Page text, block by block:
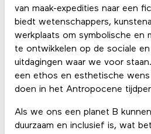
van maak-expedities naar een
biedt wetenschappers,
werkplaats om symbolische en
te ontwikkelen op de sociale
uitdagingen waar we voor
een ethos en esthetische
doen in het Antropocene
Als we ons een planet B
duurzaam en inclusief is, wat